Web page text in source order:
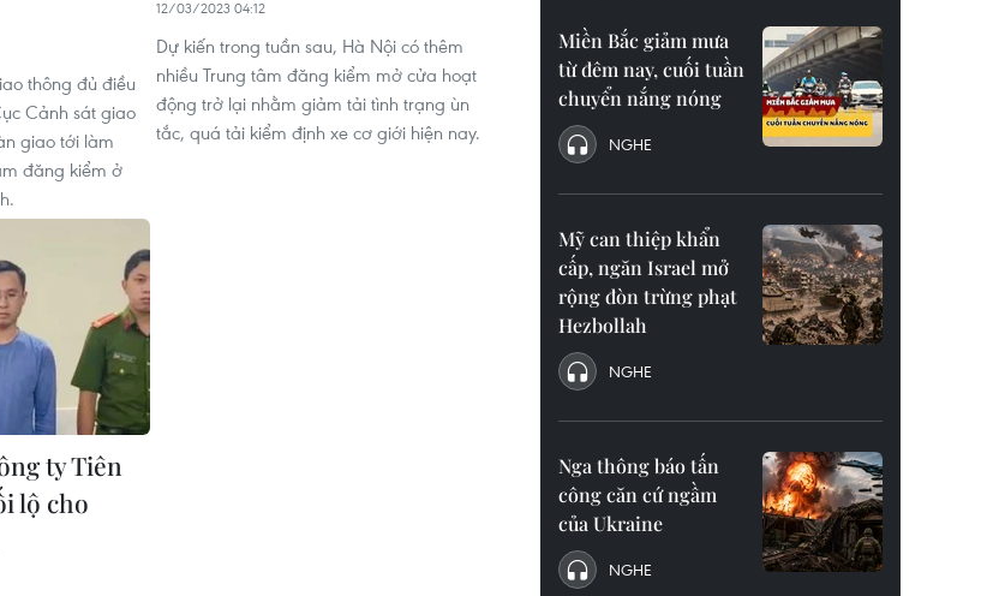
thông đủ điều
Cảnh sát giao
giao tới làm
đăng kiểm ở
12/03/2023 04:12
Dự kiến trong tuần sau, Hà Nội có thêm
nhiều Trung tâm đăng kiểm mở cửa hoạt
động trở lại nhằm giảm tải tình trạng ùn
tắc, quá tải kiểm định xe cơ giới hiện nay.
ty Tiên
lộ cho
Miền Bắc giảm mưa
từ đêm nay, cuối tuần
chuyển nắng nóng
NGHE
Mỹ can thiệp khẩn
cấp, ngăn Israel mở
rộng đòn trừng phạt
Hezbollah
NGHE
Nga thông báo tấn
công căn cứ ngầm
của Ukraine
NGHE